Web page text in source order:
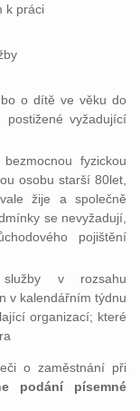
k práci
o dítě ve věku do
postižené vyžadující
fyzickou
osobu starší 80let,
žije a společně
se nevyžadují,
pojištění
služby v rozsahu
v kalendářním týdnu
organizací; které
o zaměstnání při
podání písemné